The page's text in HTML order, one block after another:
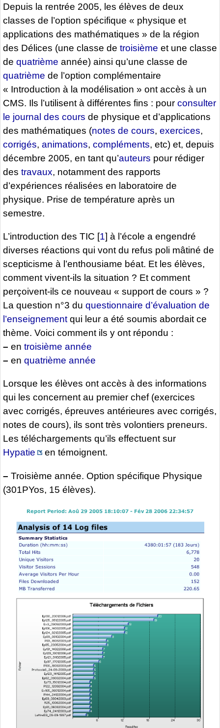
Depuis la rentrée 2005, les élèves de deux
classes de l’option spécifique « physique et
applications des mathématiques » de la région
des Délices (une classe de troisième et une classe
de quatrième année) ainsi qu’une classe de
quatrième de l’option complémentaire
« Introduction à la modélisation » ont accès à un
CMS. Ils l’utilisent à différentes fins : pour consulter
le journal des cours de physique et d’applications
des mathématiques (notes de cours, exercices,
corrigés, animations, compléments, etc) et, depuis
décembre 2005, en tant qu’auteurs pour rédiger
des travaux, notamment des rapports
d’expériences réalisées en laboratoire de
physique. Prise de température après un
semestre.
L’introduction des TIC [1] à l’école a engendré
diverses réactions qui vont du refus poli mâtiné de
scepticisme à l’enthousiame béat. Et les élèves,
comment vivent-ils la situation ? Et comment
perçoivent-ils ce nouveau « support de cours » ?
La question n°3 du questionnaire d’évaluation de
l’enseignement qui leur a été soumis abordait ce
thème. Voici comment ils y ont répondu :
– en troisième année
– en quatrième année
Lorsque les élèves ont accès à des informations
qui les concernent au premier chef (exercices
avec corrigés, épreuves antérieures avec corrigés,
notes de cours), ils sont très volontiers preneurs.
Les téléchargements qu’ils effectuent sur
Hypatie
en témoignent.
– Troisième année. Option spécifique Physique
(301PYos, 15 élèves).